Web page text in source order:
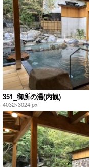
351_御所の湯(内観)
4032×3024 px